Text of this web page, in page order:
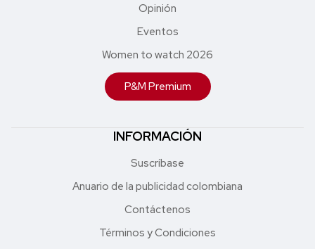
Opinión
Eventos
Women to watch 2026
P&M Premium
INFORMACIÓN
Suscríbase
Anuario de la publicidad colombiana
Contáctenos
Términos y Condiciones